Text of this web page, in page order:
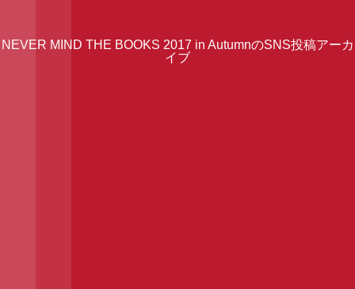
NEVER MIND THE BOOKS 2017 in AutumnのSNS投稿アーカ
イブ